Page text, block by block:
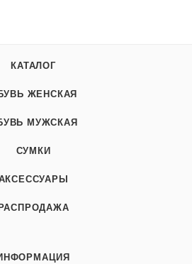
КАТАЛОГ
ЖЕНСКАЯ
МУЖСКАЯ
СУМКИ
РАСПРОДАЖА